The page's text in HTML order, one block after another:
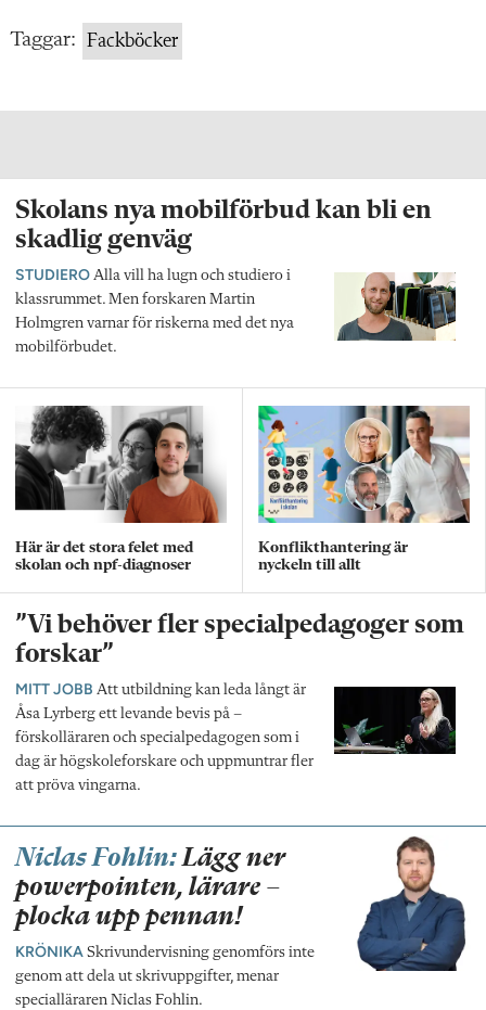
Taggar: Fackböcker
Skolans nya mobilförbud kan bli en
skadlig genväg
STUDIERO Alla vill ha lugn och studiero i
klassrummet. Men forskaren Martin
Holmgren varnar för riskerna med det nya
mobilförbudet.
Här är det stora felet med
skolan och npf-diagnoser
Konflikthantering är
nyckeln till allt
”Vi behöver fler specialpedagoger som
forskar”
MITT JOBB Att utbildning kan leda långt är
Åsa Lyrberg ett levande bevis på –
förskolläraren och specialpedagogen som i
dag är högskoleforskare och uppmuntrar fler
att pröva vingarna.
Niclas Fohlin:Lägg ner
powerpointen, lärare –
plocka upp pennan!
KRÖNIKA Skrivundervisning genomförs inte
genom att dela ut skrivuppgifter, menar
specialläraren Niclas Fohlin.